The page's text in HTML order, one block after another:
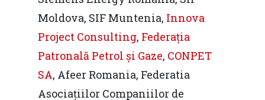
Moldova, SIF Muntenia, Innova
Project Consulting, Federația
Patronală Petrol și Gaze, CONPET
SA, Afeer Romania, Federatia
Asociațiilor Companiilor de